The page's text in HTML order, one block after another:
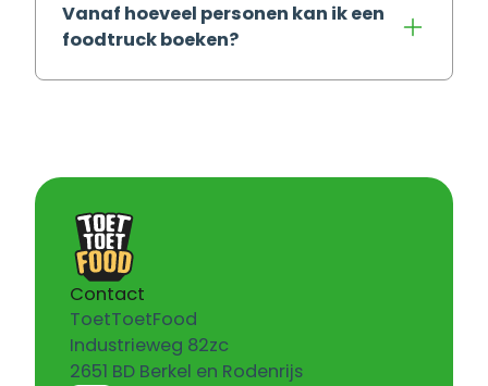
Vanaf hoeveel personen kan ik een
foodtruck boeken?
Contact
ToetToetFood
Industrieweg 82zc
2651 BD Berkel en Rodenrijs